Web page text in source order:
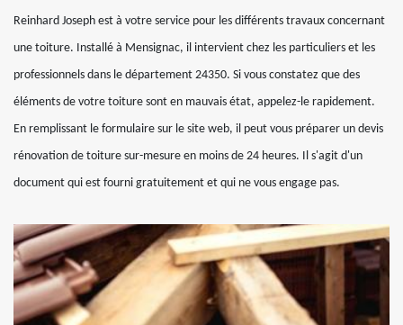
Reinhard Joseph est à votre service pour les différents travaux concernant
une toiture. Installé à Mensignac, il intervient chez les particuliers et les
professionnels dans le département 24350. Si vous constatez que des
éléments de votre toiture sont en mauvais état, appelez-le rapidement.
En remplissant le formulaire sur le site web, il peut vous préparer un devis
rénovation de toiture sur-mesure en moins de 24 heures. Il s'agit d'un
document qui est fourni gratuitement et qui ne vous engage pas.